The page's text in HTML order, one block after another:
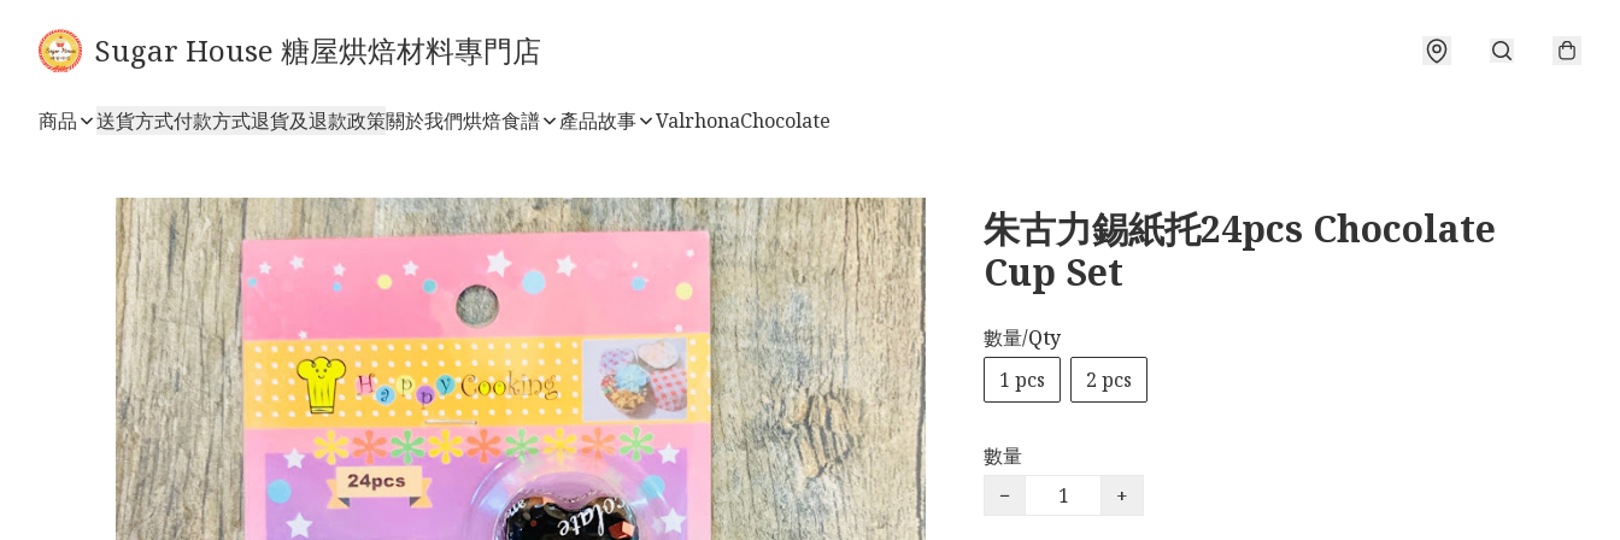
Sugar House 糖屋烘焙材料專門店
商品 送貨方式付款方式退貨及退款政策關於我們烘焙食譜 產品故事 ValrhonaChocolate
朱古力錫紙托24pcs Chocolate
Cup Set
數量/Qty
1 pcs
2 pcs
數量
−
+